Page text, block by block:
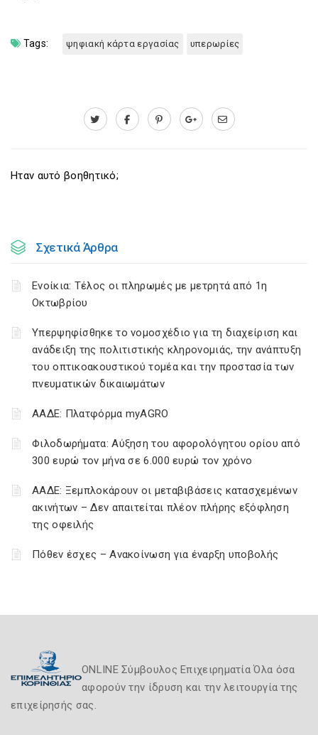
Tags: ψηφιακή κάρτα εργασίας υπερωρίες
Ηταν αυτό βοηθητικό;
Σχετικά Άρθρα
Ενοίκια: Τέλος οι πληρωμές με μετρητά από 1η
Οκτωβρίου
Υπερψηφίσθηκε το νομοσχέδιο για τη διαχείριση και
ανάδειξη της πολιτιστικής κληρονομιάς, την ανάπτυξη
του οπτικοακουστικού τομέα και την προστασία των
πνευματικών δικαιωμάτων
ΑΑΔΕ: Πλατφόρμα myAGRO
Φιλοδωρήματα: Αύξηση του αφορολόγητου ορίου από
300 ευρώ τον μήνα σε 6.000 ευρώ τον χρόνο
ΑΑΔΕ: Ξεμπλοκάρουν οι μεταβιβάσεις κατασχεμένων
ακινήτων – Δεν απαιτείται πλέον πλήρης εξόφληση
της οφειλής
Πόθεν έσχες – Ανακοίνωση για έναρξη υποβολής
ONLINE Σύμβουλος Επιχειρηματία Όλα όσα
αφορούν την ίδρυση και την λειτουργία της
επιχείρησής σας.